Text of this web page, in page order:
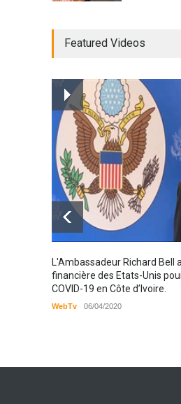
Radio
Magazine
prise en
VIH
Santé 25/
Featured Videos
L'Ambassadeur Richard Bell
financière des Etats-Unis
COVID-19 en Côte d’Ivoire.
WebTv 06/04/2020